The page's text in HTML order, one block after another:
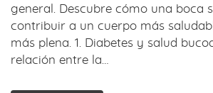
general. Descubre cómo una boca
contribuir a un cuerpo más
más plena. 1. Diabetes y salud
relación entre la…